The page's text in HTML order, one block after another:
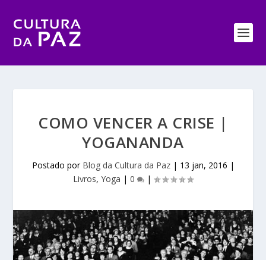
COMO VENCER A CRISE |
YOGANANDA
Postado por Blog da Cultura da Paz| 13 jan, 2016 |
Livros, Yoga | 0 |